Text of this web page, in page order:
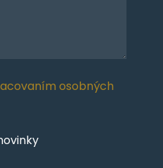
osobných